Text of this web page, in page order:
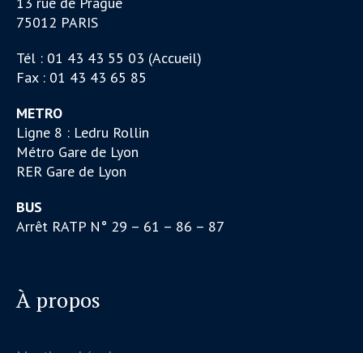
75012 PARIS
Tél : 01 43 43 55 03 (Accueil)
Fax : 01 43 43 65 85
METRO
Ligne 8 : Ledru Rollin
Métro Gare de Lyon
RER Gare de Lyon
BUS
Arrêt RATP N° 29 – 61 – 86 – 87
À propos